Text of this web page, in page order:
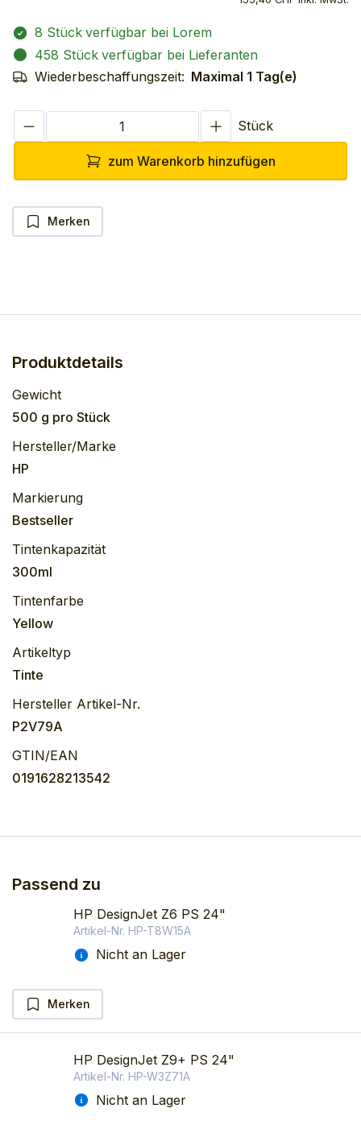
8 Stück verfügbar bei Lorem
458 Stück verfügbar bei Lieferanten
Wiederbeschaffungszeit: Maximal 1 Tag(e)
Stück
zum Warenkorb hinzufügen
Merken
Produktdetails
Gewicht
500 g pro Stück
Hersteller/Marke
HP
Markierung
Bestseller
Tintenkapazität
300ml
Tintenfarbe
Yellow
Artikeltyp
Tinte
Hersteller Artikel-Nr.
P2V79A
GTIN/EAN
0191628213542
Passend zu
HP DesignJet Z6 PS 24"
Artikel-Nr. HP-T8W15A
Nicht an Lager
Merken
HP DesignJet Z9+ PS 24"
Artikel-Nr. HP-W3Z71A
Nicht an Lager